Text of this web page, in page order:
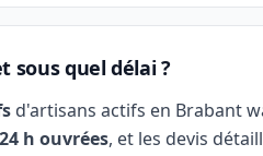
sous quel délai ?
d'artisans actifs en Brabant
24 h ouvrées, et les devis